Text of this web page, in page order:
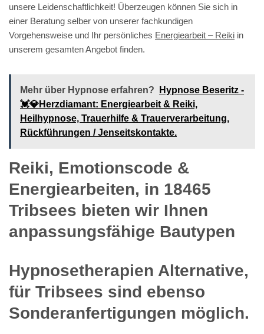
unsere Leidenschaftlichkeit! Überzeugen können Sie sich in
einer Beratung selber von unserer fachkundigen
Vorgehensweise und Ihr persönliches Energiearbeit – Reiki in
unserem gesamten Angebot finden.
Mehr über Hypnose erfahren?
Hypnose Beseritz -
💓️💎Herzdiamant: Energiearbeit & Reiki,
Heilhypnose, Trauerhilfe & Trauerverarbeitung,
Rückführungen / Jenseitskontakte.
Reiki, Emotionscode &
Energiearbeiten, in 18465
Tribsees bieten wir Ihnen
anpassungsfähige Bautypen
Hypnosetherapien Alternative,
für Tribsees sind ebenso
Sonderanfertigungen möglich.